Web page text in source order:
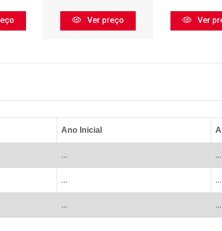
Ver preço Ver
Ano Inicial
... ...
... ...
... ...